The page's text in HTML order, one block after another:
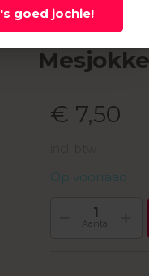
Mesjokke
Mesjokke
€ 7,50
Op voorraad
Aantal
goed jochie!